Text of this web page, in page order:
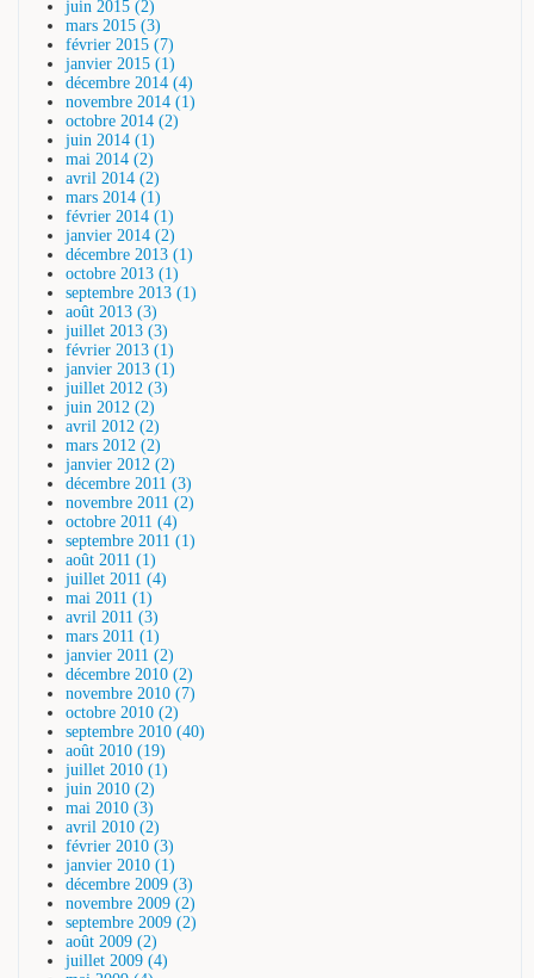
juin 2015 (2)
mars 2015 (3)
février 2015 (7)
janvier 2015 (1)
décembre 2014 (4)
novembre 2014 (1)
octobre 2014 (2)
juin 2014 (1)
mai 2014 (2)
avril 2014 (2)
mars 2014 (1)
février 2014 (1)
janvier 2014 (2)
décembre 2013 (1)
octobre 2013 (1)
septembre 2013 (1)
août 2013 (3)
juillet 2013 (3)
février 2013 (1)
janvier 2013 (1)
juillet 2012 (3)
juin 2012 (2)
avril 2012 (2)
mars 2012 (2)
janvier 2012 (2)
décembre 2011 (3)
novembre 2011 (2)
octobre 2011 (4)
septembre 2011 (1)
août 2011 (1)
juillet 2011 (4)
mai 2011 (1)
avril 2011 (3)
mars 2011 (1)
janvier 2011 (2)
décembre 2010 (2)
novembre 2010 (7)
octobre 2010 (2)
septembre 2010 (40)
août 2010 (19)
juillet 2010 (1)
juin 2010 (2)
mai 2010 (3)
avril 2010 (2)
février 2010 (3)
janvier 2010 (1)
décembre 2009 (3)
novembre 2009 (2)
septembre 2009 (2)
août 2009 (2)
juillet 2009 (4)